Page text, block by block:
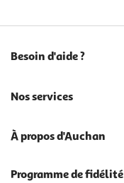
Besoin d'aide ?
Nos services
À propos d'Auchan
Programme de